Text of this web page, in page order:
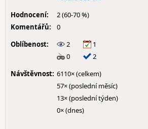
Hodnocení:
2 (60-70 %)
Komentářů:
0
Oblíbenost:
2
1
0
2
Návštěvnost: 6110× (celkem)
57× (poslední měsíc)
13× (poslední týden)
0× (dnes)